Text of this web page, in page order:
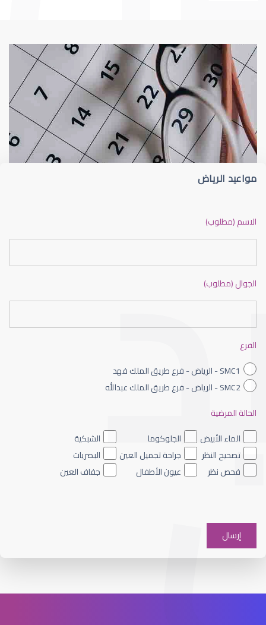
الجدول الزمني لزيارات طبيب عيون عيون الاطفال
عيون الاطفال الملونه
مواعيد الرياض
الاسم (مطلوب)
الجوال (مطلوب)
الفرع
SMC1 - الرياض - فرع طريق الملك فهد
SMC2 - الرياض - فرع طريق الملك عبدالله
الحالة المرضية
الماء الأبيض
الجلوكوما
الشبكية
تصحيح النظر
جراحة تجميل العين
البصريات
فحص نظر
عيون الأطفال جفاف العين